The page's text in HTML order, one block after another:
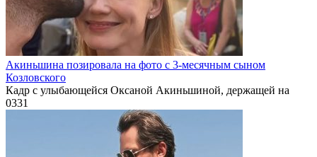
Акиньшина позировала на фото с 3-месячным сыном
Козловского
Кадр с улыбающейся Оксаной Акиньшиной, держащей на
0331